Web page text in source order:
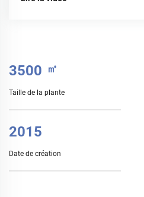
3500 ㎡
Taille de la plante
2015
Date de création